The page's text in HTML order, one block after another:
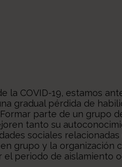
la COVID-19, estamos
gradual pérdida de
parte de un grupo
tanto su
sociales
grupo y la organización
periodo de aislamiento